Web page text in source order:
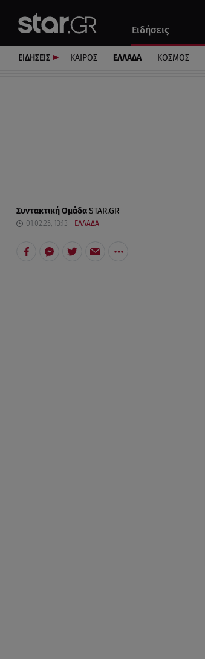
Ειδήσεις
Αυτοκίνητο
ΕΙΔΗΣΕΙΣ ΚΑΙΡΟΣ ΕΛΛΑΔΑ ΚΟΣΜΟΣ
Συντακτική ΟμάδαSTAR.GR
01.02.25, 13:13 ΕΛΛΑΔΑ